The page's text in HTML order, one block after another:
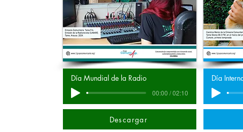
Día Mundial de la Radio
00:00 / 02:10
Descargar
Día